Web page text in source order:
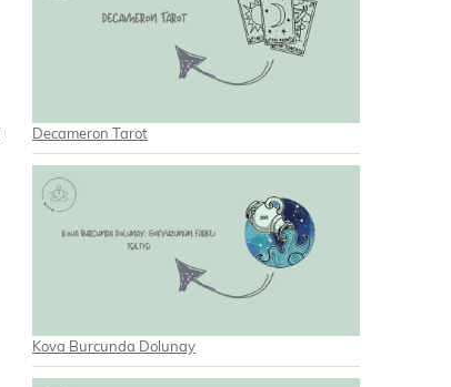
Decameron Tarot
Kova Burcunda Dolunay